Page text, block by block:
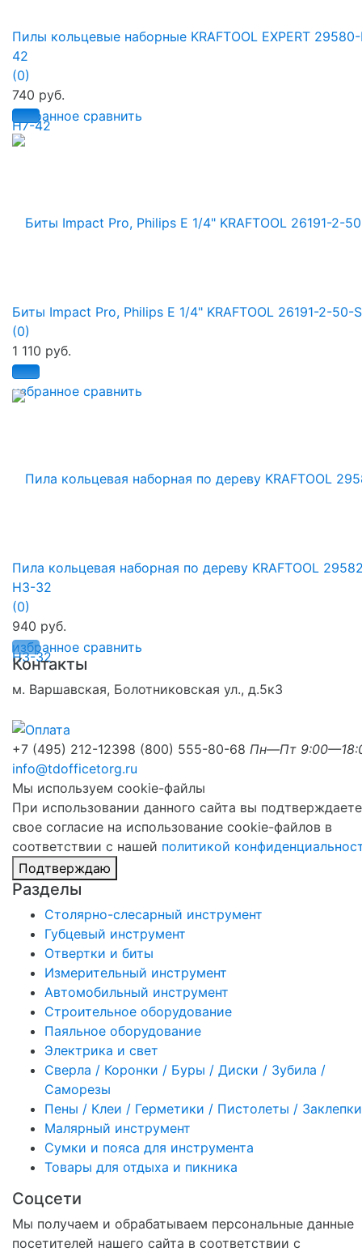
избранное сравнить
Пилы кольцевые наборные KRAFTOOL EXPERT
42
(0)
740 руб.
избранное сравнить
Биты Impact Pro, Philips E 1/4" KRAFTOOL 26191-2-50-
(0)
1 110 руб.
избранное сравнить
Пила кольцевая наборная по дереву KRAFTOOL
H3-32
(0)
940 руб.
Контакты
м. Варшавская, Болотниковская ул., д.5к3
+7 (495) 212-12398 (800) 555-80-68 Пн—Пт
info@tdofficetorg.ru
Мы используем cookie-файлы
При использовании данного сайта вы подтверждаете
свое согласие на использование cookie-файлов в
соответствии с нашей политикой
Подтверждаю
Разделы
Столярно-слесарный инструмент
Губцевый инструмент
Отвертки и биты
Измерительный инструмент
Автомобильный инструмент
Строительное оборудование
Паяльное оборудование
Электрика и свет
Сверла / Коронки / Буры / Диски / Зубила /
Саморезы
Пены / Клеи / Герметики / Пистолеты / Заклепки
Малярный инструмент
Сумки и пояса для инструмента
Товары для отдыха и пикника
Соцсети
Мы получаем и обрабатываем персональные данные
посетителей нашего сайта в соответствии с